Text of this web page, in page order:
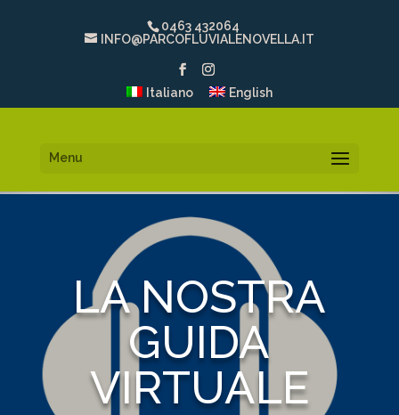
0463 432064
INFO@PARCOFLUVIALENOVELLA.IT
Italiano English
Menu
LA NOSTRA
GUIDA
VIRTUALE